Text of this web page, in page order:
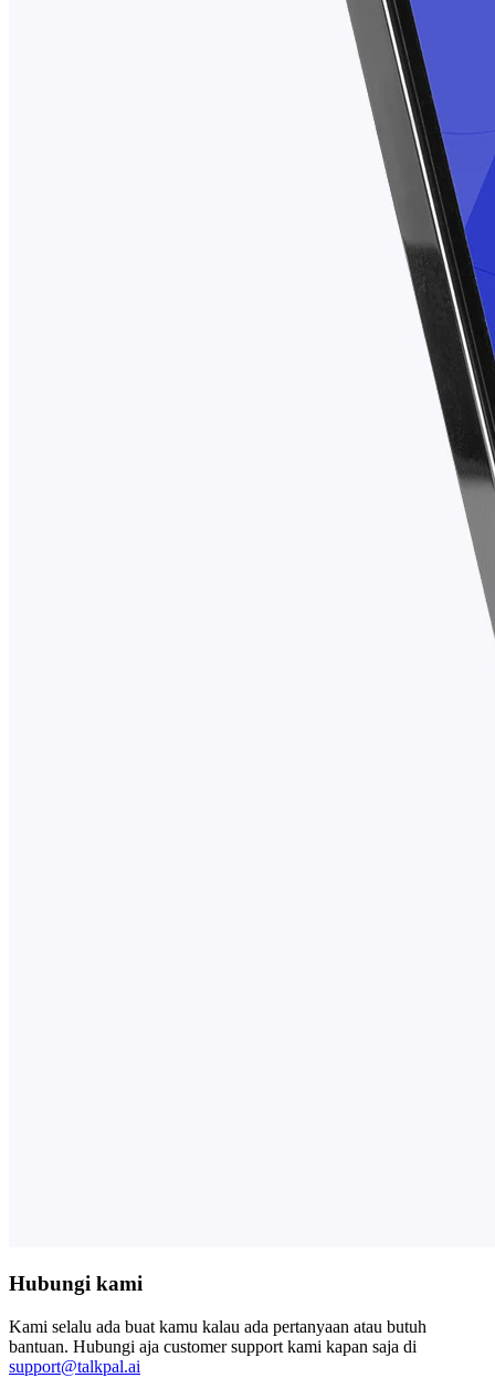
Hubungi kami
Kami selalu ada buat kamu kalau ada pertanyaan atau butuh
bantuan. Hubungi aja customer support kami kapan saja di
support@talkpal.ai